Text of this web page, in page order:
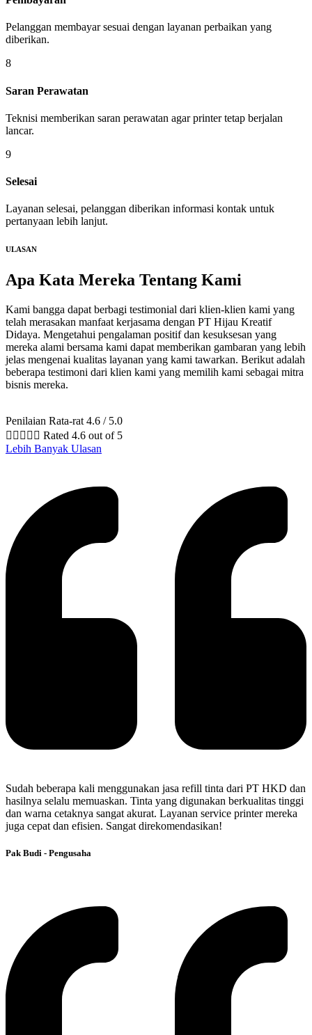
Pelanggan membayar sesuai dengan layanan perbaikan yang
diberikan.
8
Saran Perawatan
Teknisi memberikan saran perawatan agar printer tetap berjalan
lancar.
9
Selesai
Layanan selesai, pelanggan diberikan informasi kontak untuk
pertanyaan lebih lanjut.
ULASAN
Apa Kata Mereka Tentang Kami
Kami bangga dapat berbagi testimonial dari klien-klien kami yang
telah merasakan manfaat kerjasama dengan PT Hijau Kreatif
Didaya. Mengetahui pengalaman positif dan kesuksesan yang
mereka alami bersama kami dapat memberikan gambaran yang lebih
jelas mengenai kualitas layanan yang kami tawarkan. Berikut adalah
beberapa testimoni dari klien kami yang memilih kami sebagai mitra
bisnis mereka.
Penilaian Rata-rat 4.6 / 5.0
     Rated 4.6 out of 5
Lebih Banyak Ulasan
Sudah beberapa kali menggunakan jasa refill tinta dari PT HKD dan
hasilnya selalu memuaskan. Tinta yang digunakan berkualitas tinggi
dan warna cetaknya sangat akurat. Layanan service printer mereka
juga cepat dan efisien. Sangat direkomendasikan!
Pak Budi - Pengusaha